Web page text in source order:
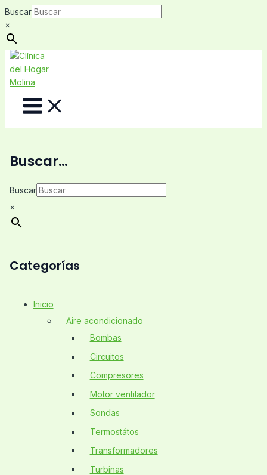
Ir
al
contenido
Buscar
×
Main
Menu
Buscar…
Buscar
×
Categorías
Inicio
Aire acondicionado
Bombas
Circuitos
Compresores
Motor ventilador
Sondas
Termostátos
Transformadores
Turbinas